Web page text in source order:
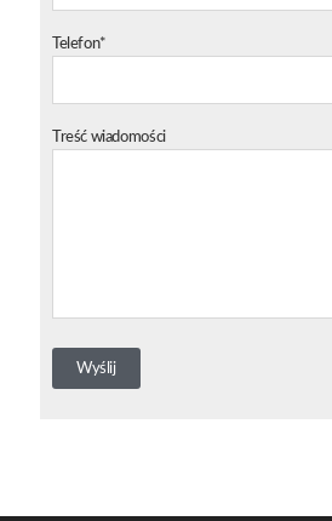
Telefon*
Treść wiadomości